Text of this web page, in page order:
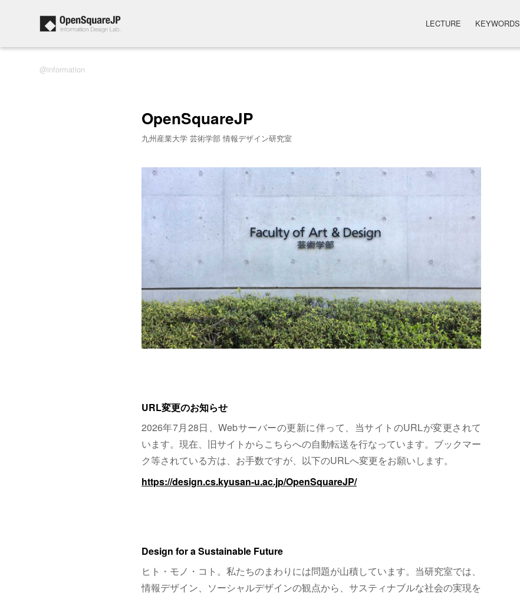
information
LECTURE KEYWORDS
OpenSquareJP
九州産業大学 芸術学部 情報デザイン研究室
URL変更のお知らせ
2026年7月28日、Webサーバーの更新に伴って、当サイトのURLが変更されて
います。現在、旧サイトからこちらへの自動転送を行なっています。ブックマー
ク等されている方は、お手数ですが、以下のURLへ変更をお願いします。
https://design.cs.kyusan-u.ac.jp/OpenSquareJP/
Design for a Sustainable Future
ヒト・モノ・コト。私たちのまわりには問題が山積しています。当研究室では、
情報デザイン、ソーシャルデザインの観点から、サスティナブルな社会の実現を